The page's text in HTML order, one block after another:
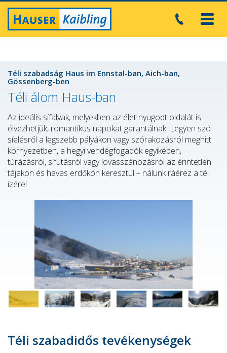
Téli szabadság Haus im Ennstal-ban, Aich-ban,
Gössenberg-ben
Téli álom Haus-ban
Az ideális sífalvak, melyekben az élet nyugodt oldalát is
élvezhetjük, romantikus napokat garantálnak. Legyen szó
síelésről a legszebb pályákon vagy szórakozásról meghitt
környezetben, a hegyi vendégfogadók egyikében,
túrázásról, sífutásról vagy lovasszánozásról az érintetlen
tájakon és havas erdőkön keresztül – nálunk ráérez a tél
ízére!
Téli szabadidős tevékenységek